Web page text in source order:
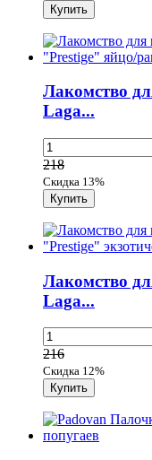
Лакомство
Laga...
218
Скидка 13%
Лакомство
Laga...
216
Скидка 12%